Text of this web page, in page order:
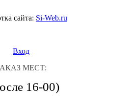
сайта: Si-Web.ru
Вход
МЕСТ:
16-00)